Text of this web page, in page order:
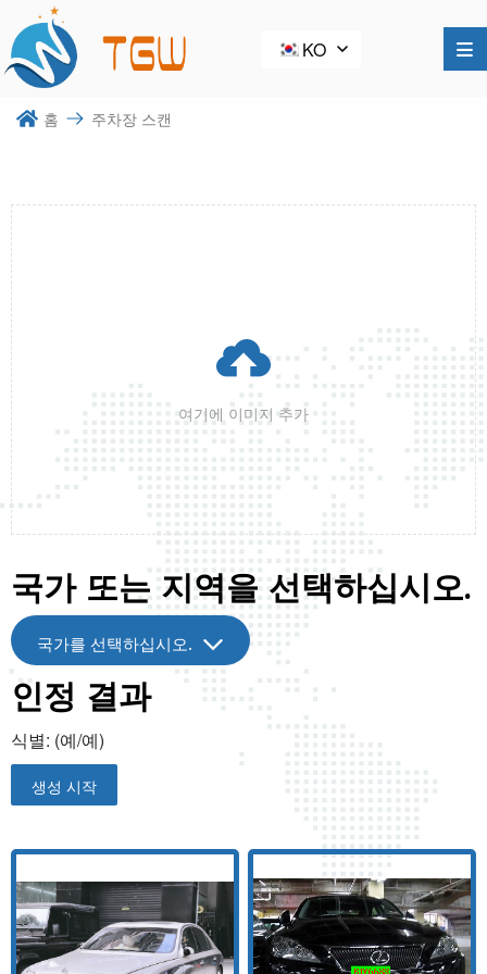
KO
홈 주차장 스캔

여기에 이미지 추가
국가 또는 지역을 선택하십시오.
국가를 선택하십시오.
인정 결과
식별: (예/예)
생성 시작